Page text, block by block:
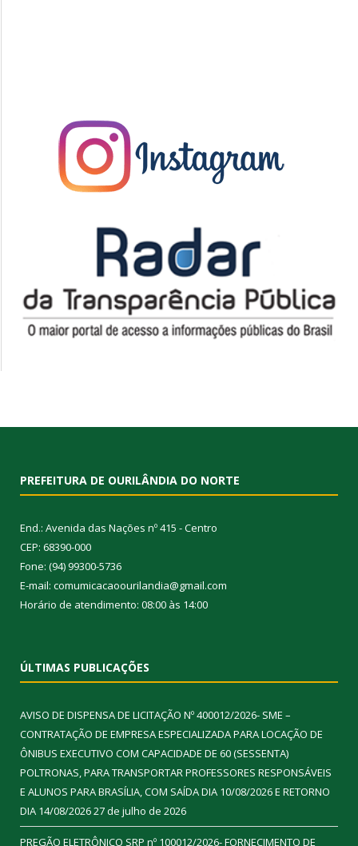
PREFEITURA DE OURILÂNDIA DO NORTE
End.: Avenida das Nações nº 415 - Centro
CEP: 68390-000
Fone: (94) 99300-5736
E-mail: comumicacaoourilandia@gmail.com
Horário de atendimento: 08:00 às 14:00
ÚLTIMAS PUBLICAÇÕES
AVISO DE DISPENSA DE LICITAÇÃO Nº 400012/2026- SME –
CONTRATAÇÃO DE EMPRESA ESPECIALIZADA PARA LOCAÇÃO DE
ÔNIBUS EXECUTIVO COM CAPACIDADE DE 60 (SESSENTA)
POLTRONAS, PARA TRANSPORTAR PROFESSORES RESPONSÁVEIS
E ALUNOS PARA BRASÍLIA, COM SAÍDA DIA 10/08/2026 E RETORNO
DIA 14/08/202627 de julho de 2026
PREGÃO ELETRÔNICO SRP nº 100012/2026- FORNECIMENTO DE